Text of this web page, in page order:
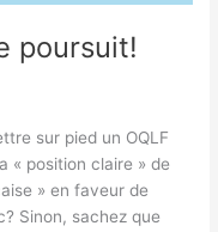
poursuit!
sur pied un OQLF
« position claire » de
» en faveur de
Sinon, sachez que